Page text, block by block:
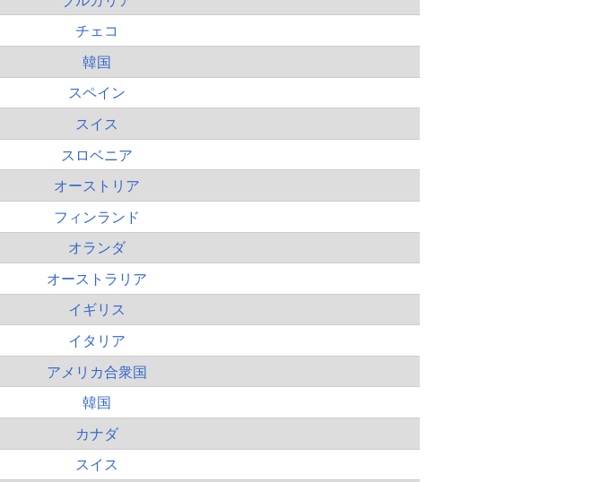
チェコ
韓国
スペイン
スイス
スロベニア
オーストリア
フィンランド
オランダ
オーストラリア
イギリス
イタリア
アメリカ合衆国
韓国
カナダ
スイス